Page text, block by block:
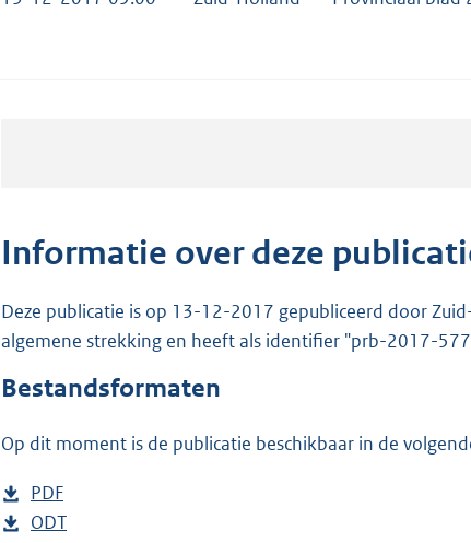
Informatie over deze
Deze publicatie is op 13-12-2017 gepubliceerd door
algemene strekking en heeft als identifier "prb-2017-
Bestandsformaten
Op dit moment is de publicatie beschikbaar in de
D
o
PDF
e
D
ODT